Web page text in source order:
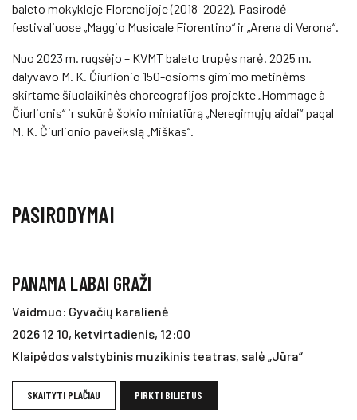
baleto mokykloje Florencijoje (2018–2022). Pasirodė
festivaliuose „Maggio Musicale Fiorentino“ ir „Arena di Verona“.
Nuo 2023 m. rugsėjo – KVMT baleto trupės narė. 2025 m.
dalyvavo M. K. Čiurlionio 150-osioms gimimo metinėms
skirtame šiuolaikinės choreografijos projekte „Hommage à
Čiurlionis“ ir sukūrė šokio miniatiūrą „Neregimųjų aidai“ pagal
M. K. Čiurlionio paveikslą „Miškas“.
PASIRODYMAI
PANAMA LABAI GRAŽI
Vaidmuo: Gyvačių karalienė
2026 12 10, ketvirtadienis, 12:00
Klaipėdos valstybinis muzikinis teatras, salė „Jūra“
SKAITYTI PLAČIAU PIRKTI BILIETUS